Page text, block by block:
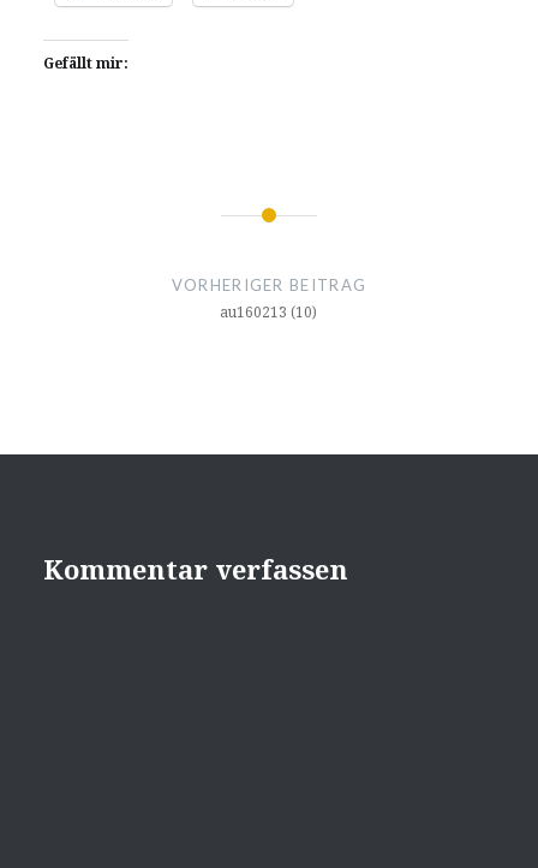
Gefällt mir:
Beitragsnavigation
VORHERIGER BEITRAG
au160213 (10)
Kommentar verfassen